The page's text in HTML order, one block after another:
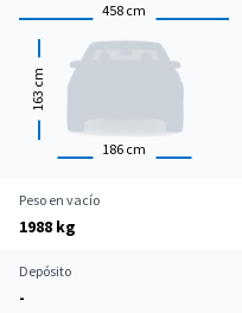
458 cm
186 cm
163
cm
Peso en vacío
1988 kg
Depósito
-